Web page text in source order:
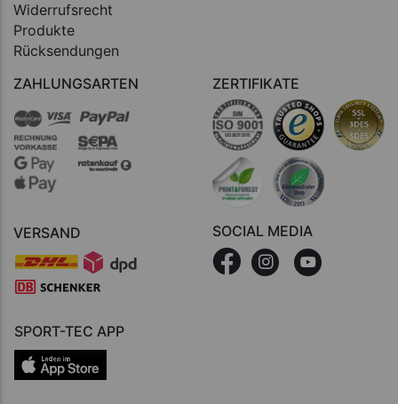
Widerrufsrecht
Produkte
Rücksendungen
ZAHLUNGSARTEN
VERSAND
ZERTIFIKATE
SOCIAL MEDIA
SPORT-TEC APP